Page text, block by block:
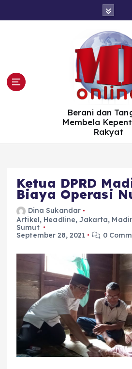
Berani dan
Membela
Rakyat
Ketua DPRD
Biaya Operasi
Dina Sukandar
Artikel, Headline,Jakarta,
Sumut
September 28, 2021
0